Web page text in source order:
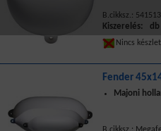
B.cikksz.:
Kiszerelés: db
Nincs
Fender
Majoni